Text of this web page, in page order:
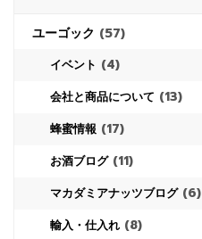
ユーゴック (57)
イベント (4)
会社と商品について (13)
蜂蜜情報 (17)
お酒ブログ(11)
マカダミアナッツブログ(6)
輸入・仕入れ (8)